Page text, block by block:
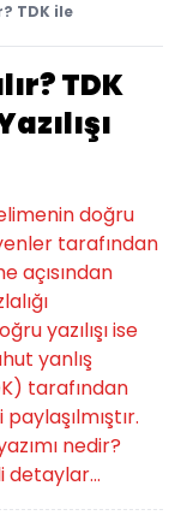
TDK ile
TDK
doğru
tarafından
açısından
yazılışı ise
yanlış
tarafından
nedir?
detaylar...